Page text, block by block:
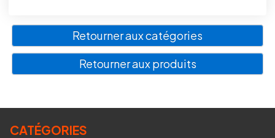
Retourner aux catégories
Retourner aux produits
CATÉGORIES